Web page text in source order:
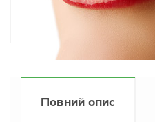
Повний опис